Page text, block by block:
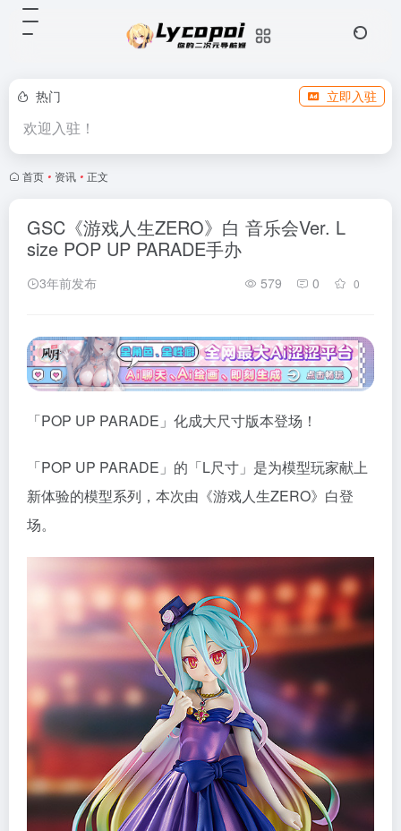
热门 立即入驻
欢迎入驻！
首页 • 资讯 • 正文
GSC《游戏人生ZERO》白 音乐会Ver. L
size POP UP PARADE手办
3年前发布 579 0 0
「POP UP PARADE」化成大尺寸版本登场！
「POP UP PARADE」的「L尺寸」是为模型玩家献上
新体验的模型系列，本次由《游戏人生ZERO》白登
场。